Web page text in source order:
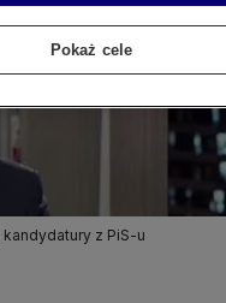
z PiS-u
Pokaż cele